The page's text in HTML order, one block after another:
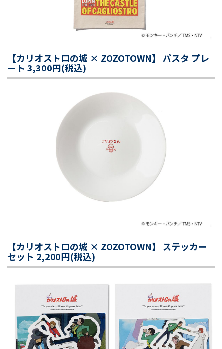
【カリオストロの城 × ZOZOTOWN】 パスタ プレ
ート 3,300円(税込)
【カリオストロの城 × ZOZOTOWN】 ステッカー
セット 2,200円(税込)